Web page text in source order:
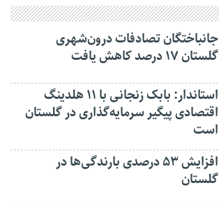
جانباختگان تصادفات درون‌شهری
گلستان ۱۷ درصد کاهش یافت
استاندار: بابک زنجانی با ۱۱ هلدینگ
اقتصادی پیگیر سرمایه‌گذاری در گلستان
است
افزایش ۵۳ درصدی بارندگی‌ها در
گلستان